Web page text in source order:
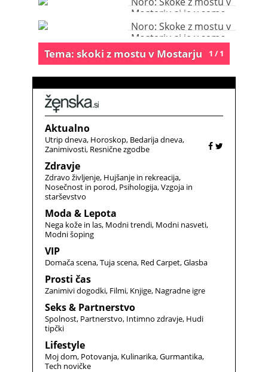
Mostarju si je v samo
24 urah ogledalo več
kot milijon ljudi (video)
Noro: Skoke z mostu v
Mostarju si je v samo
24 urah ogledalo več
kot milijon ljudi (video)
1 / 1
Tema: skoki z mostu v Mostarju
Aktualno
Utrip dneva Horoskop Bedarija dneva
Zanimivosti Resnične zgodbe
Zdravje
Zdravo življenje Hujšanje in rekreacija
Nosečnost in porod Psihologija Vzgoja in
starševstvo
Moda & Lepota
Nega kože in las Modni trendi Modni nasveti
Modni šoping
VIP
Domača scena Tuja scena Red Carpet Glasba
Prosti čas
Zanimivi dogodki Filmi Knjige Nagradne igre
Seks & Partnerstvo
Spolnost Partnerstvo Intimno zdravje Hudi
tipčki
Lifestyle
Moj dom Potovanja Kulinarika Gurmantika
Tech novičke